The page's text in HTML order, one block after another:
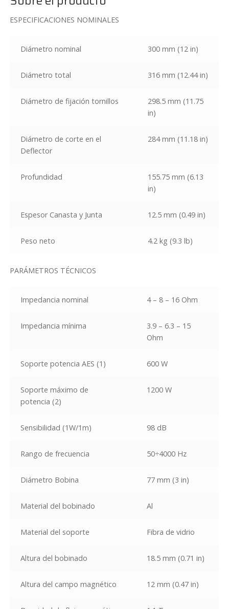
ESPECIFICACIONES NOMINALES
Diámetro nominal 300 mm (12 in)
Diámetro total 316 mm (12.44 in)
Diámetro de fijación tornillos
298.5 mm (11.75
in)
Diámetro de corte en el
Deflector
284 mm (11.18 in)
Profundidad
155.75 mm (6.13
in)
Espesor Canasta y Junta 12.5 mm (0.49 in)
Peso neto 4.2 kg (9.3 lb)
PARÁMETROS TÉCNICOS
Impedancia nominal 4 – 8 – 16 Ohm
Impedancia mínima
3.9 – 6.3 – 15
Ohm
Soporte potencia AES (1) 600 W
Soporte máximo de
potencia (2)
1200 W
Sensibilidad (1W/1m) 98 dB
Rango de frecuencia 50÷4000 Hz
Diámetro Bobina 77 mm (3 in)
Material del bobinado Al
Material del soporte Fibra de vidrio
Altura del bobinado 18.5 mm (0.71 in)
Altura del campo magnético 12 mm (0.47 in)